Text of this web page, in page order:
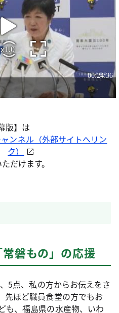
版】は
ンネル（外部サイトへリン
ク）
だけます。
磐もの」の応援
5点、私の方からお伝えをさ
先ほど職員食堂の方でもお
も、福島県の水産物、いわ